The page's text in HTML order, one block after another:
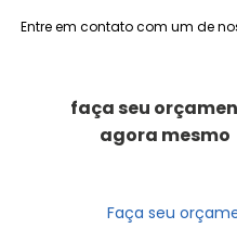
Entre em contato com um de
faça seu
agora mesmo
Faça seu